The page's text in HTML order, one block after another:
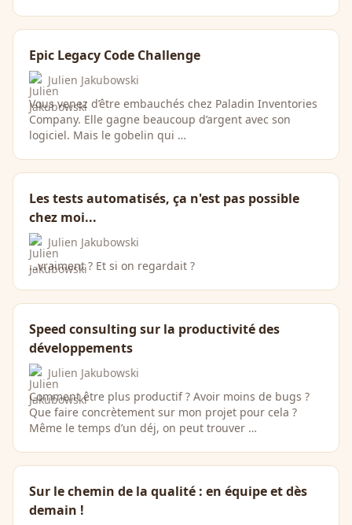
Epic Legacy Code Challenge
Julien Jakubowski
Vous venez d’être embauchés chez Paladin Inventories
Company. Elle gagne beaucoup d’argent avec son
logiciel. Mais le gobelin qui …
Les tests automatisés, ça n'est pas possible
chez moi...
Julien Jakubowski
…vraiment ? Et si on regardait ?
Speed consulting sur la productivité des
développements
Julien Jakubowski
Comment être plus productif ? Avoir moins de bugs ?
Que faire concrètement sur mon projet pour cela ?
Même le temps d’un déj, on peut trouver …
Sur le chemin de la qualité : en équipe et dès
demain !